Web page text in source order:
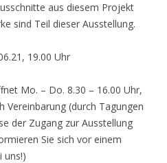
aus diesem Projekt
sind Teil dieser Ausstellung.
19.00 Uhr
Mo. – Do. 8.30 – 16.00 Uhr,
Vereinbarung (durch Tagungen
der Zugang zur Ausstellung
Sie sich vor einem
uns!)